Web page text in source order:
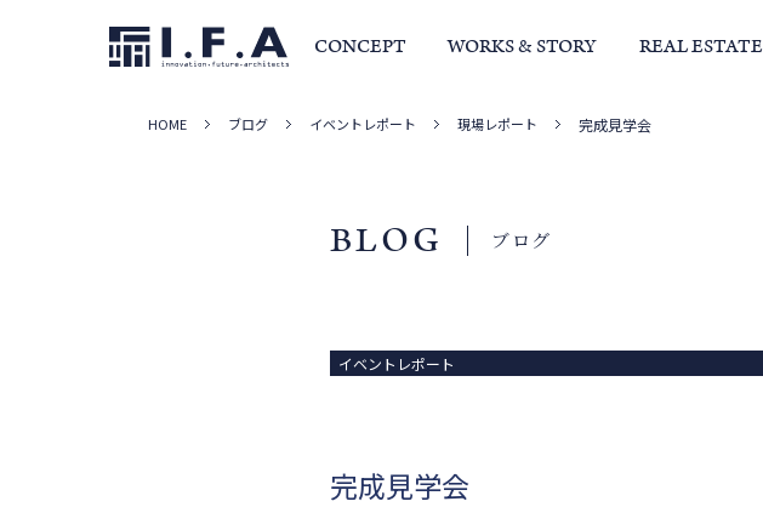
CONCEPT WORKS & STORY
事例集 家づくりストーリー
REAL ESTATE
サービス・家づくりの流れ 室長からの挨拶
HOME ブログ イベントレポート 現場レポート 完成見学会
BLOG ブログ
イベントレポート
完成見学会